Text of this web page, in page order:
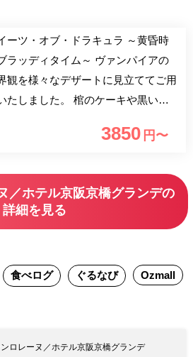
ーツ・オブ・ドラキュラ ～黄昏時
ラッディタイム～ ヴァンパイアの
観を様々なデザートに見立ててご用
たしました。 棺のケーキや黒いシ
ートと装飾でお迎えさせていただき
3850 円〜
／ホテル京阪京橋グランデの
詳細を見る
食べログ ぐるなび Ozmall
ロレーヌ／ホテル京阪京橋グランデ